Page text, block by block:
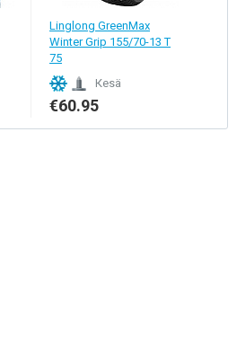
Linglong GreenMax
Winter Grip 155/70-13 T
75
Кesä
€60.95